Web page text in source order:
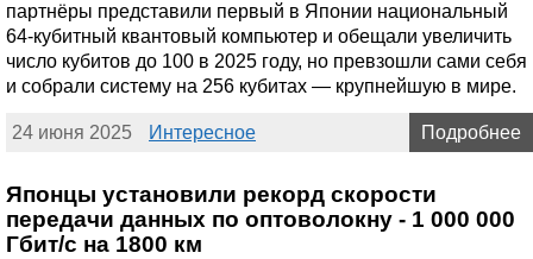
партнёры представили первый в Японии национальный
64-кубитный квантовый компьютер и обещали увеличить
число кубитов до 100 в 2025 году, но превзошли сами себя
и собрали систему на 256 кубитах — крупнейшую в мире.
24 июня 2025 Интересное Подробнее
Японцы установили рекорд скорости
передачи данных по оптоволокну - 1 000 000
Гбит/с на 1800 км